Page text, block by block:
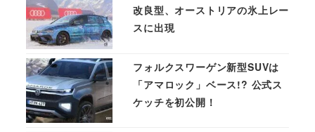
改良型、オーストリアの氷上レー
スに出現
フォルクスワーゲン新型SUVは
「アマロック」ベース!? 公式ス
ケッチを初公開！